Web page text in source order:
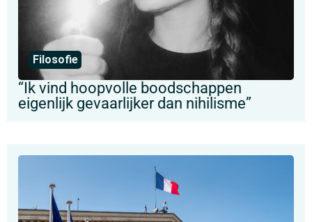
Filosofie
“Ik vind hoopvolle boodschappen
eigenlijk gevaarlijker dan nihilisme”